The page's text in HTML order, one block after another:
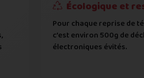
mentir sur l'état de votre appareil :
déclarez est systématiquement
entre l'état déclaré et l'état
Écologique et
Pour chaque reprise de
c’est environ 500g de
électroniques évités.